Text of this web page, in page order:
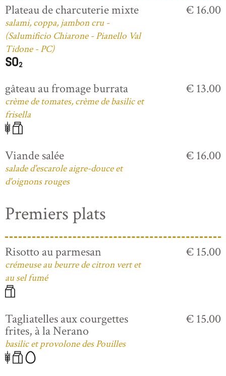
Plateau de charcuterie mixte
salami, coppa, jambon cru -
(Salumificio Chiarone - Pianello Val
Tidone - PC)
€ 16.00
gâteau au fromage burrata
crème de tomates, crème de basilic et
frisella
€ 13.00
Viande salée
salade d'escarole aigre-douce et
d'oignons rouges
€ 16.00
Premiers plats
Risotto au parmesan
crémeuse au beurre de citron vert et
au sel fumé
€ 15.00
Tagliatelles aux courgettes
frites, à la Nerano
basilic et provolone des Pouilles
€ 15.00